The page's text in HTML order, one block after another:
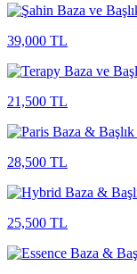
39,000 TL
21,500 TL
28,500 TL
25,500 TL